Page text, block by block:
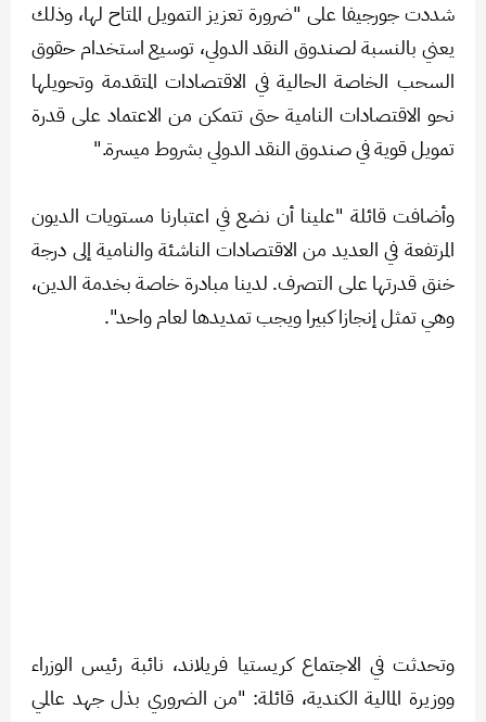
شددت جورجيفا على "ضرورة تعزيز التمويل المتاح لها، وذلك
يعني بالنسبة لصندوق النقد الدولي، توسيع استخدام حقوق
السحب الخاصة الحالية في الاقتصادات المتقدمة وتحويلها
نحو الاقتصادات النامية حتى تتمكن من الاعتماد على قدرة
تمويل قوية في صندوق النقد الدولي بشروط ميسرة."
وأضافت قائلة "علينا أن نضع في اعتبارنا مستويات الديون
المرتفعة في العديد من الاقتصادات الناشئة والنامية إلى درجة
خنق قدرتها على التصرف. لدينا مبادرة خاصة بخدمة الدين،
وهي تمثل إنجازا كبيرا ويجب تمديدها لعام واحد".
وتحدثت في الاجتماع كريستيا فريلاند، نائبة رئيس الوزراء
ووزيرة المالية الكندية، قائلة: "من الضروري بذل جهد عالمي